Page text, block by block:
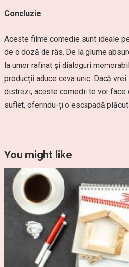
Concluzie
Aceste filme comedie sunt ideale
de o doză de râs. De la glume
la umor rafinat și dialoguri
producții aduce ceva unic. Dacă
distrezi, aceste comedii te vor face
suflet, oferindu-ți o escapadă
You might like